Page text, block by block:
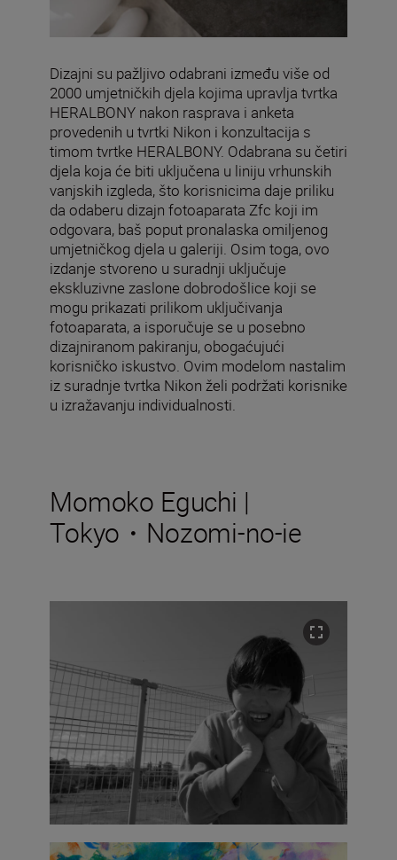
Dizajni su pažljivo odabrani između više od
2000 umjetničkih djela kojima upravlja tvrtka
HERALBONY nakon rasprava i anketa
provedenih u tvrtki Nikon i konzultacija s
timom tvrtke HERALBONY. Odabrana su četiri
djela koja će biti uključena u liniju vrhunskih
vanjskih izgleda, što korisnicima daje priliku
da odaberu dizajn fotoaparata Zfc koji im
odgovara, baš poput pronalaska omiljenog
umjetničkog djela u galeriji. Osim toga, ovo
izdanje stvoreno u suradnji uključuje
ekskluzivne zaslone dobrodošlice koji se
mogu prikazati prilikom uključivanja
fotoaparata, a isporučuje se u posebno
dizajniranom pakiranju, obogaćujući
korisničko iskustvo. Ovim modelom nastalim
iz suradnje tvrtka Nikon želi podržati korisnike
u izražavanju individualnosti.
Momoko Eguchi |
Tokyo・Nozomi-no-ie